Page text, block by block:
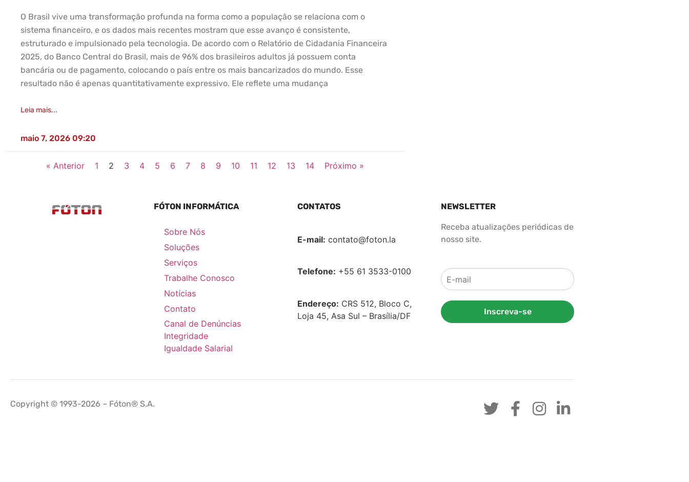
O Brasil vive uma transformação profunda na forma como a população se relaciona com o
sistema financeiro, e os dados mais recentes mostram que esse avanço é consistente,
estruturado e impulsionado pela tecnologia. De acordo com o Relatório de Cidadania Financeira
2025, do Banco Central do Brasil, mais de 96% dos brasileiros adultos já possuem conta
bancária ou de pagamento, colocando o país entre os mais bancarizados do mundo. Esse
resultado não é apenas quantitativamente expressivo. Ele reflete uma mudança
Leia mais...
maio 7, 2026 09:20
« Anterior 1 2 3 4 5 6 7 8 9 10 11 12 13 14 Próximo »
FÓTON INFORMÁTICA
Sobre Nós
Soluções
Serviços
Trabalhe Conosco
Notícias
Contato
Canal de Denúncias
Integridade
Igualdade Salarial
CONTATOS
E-mail: contato@foton.la
Telefone: +55 61 3533-0100
Endereço: CRS 512, Bloco C,
Loja 45, Asa Sul – Brasília/DF
NEWSLETTER
Receba atualizações periódicas de
nosso site.
Inscreva-se
Copyright © 1993-2026 – Fóton® S.A.